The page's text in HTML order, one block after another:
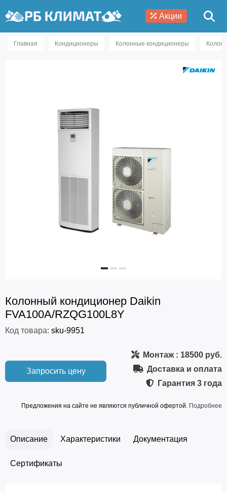
Акции
Главная Кондиционеры Колонные кондиционеры
Колонный кондиционер Daikin
FVA100A/RZQG100L8Y
Код товара: sku-9951
Запросить цену
Монтаж: 18500 руб.
Доставка и оплата
Гарантия 3 года
Предложения на сайте не являются публичной офертой. Подробнее
Описание Характеристики Документация
Сертификаты